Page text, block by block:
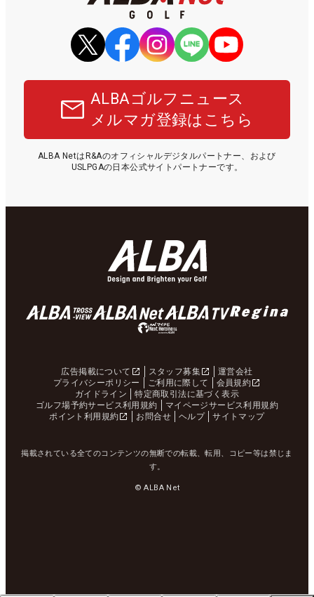
ALBAゴルフニュース
メルマガ登録はこちら
ALBA NetはR&Aのオフィシャルデジタルパートナー、および
USLPGAの日本公式サイトパートナーです。
広告掲載について スタッフ募集
運営会社
プライバシーポリシー
ご利用に際して
会員規約
ガイドライン
特定商取引法に基づく表示
ゴルフ場予約サービス利用規約
マイページサービス利用規約
ポイント利用規約
お問合せ ヘルプ サイトマップ
掲載されている全てのコンテンツの無断での転載、転用、コピー等は禁じま
す。
© ALBA Net